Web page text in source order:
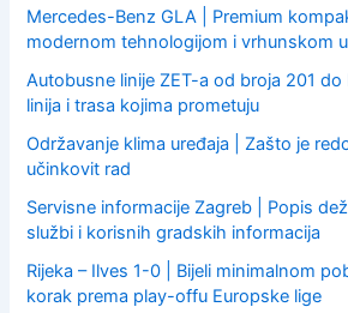
Mercedes-Benz GLA | Premium
modernom tehnologijom i vrhunskom
Autobusne linije ZET-a od broja 201
linija i trasa kojima prometuju
Održavanje klima uređaja | Zašto je
učinkovit rad
Servisne informacije Zagreb | Popis
službi i korisnih gradskih informacija
Rijeka – Ilves 1-0 | Bijeli minimalnom
korak prema play-offu Europske lige